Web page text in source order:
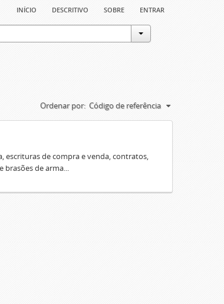
início descritivo sobre entrar
Ordenar por: Código de referência
escrituras de compra e venda, contratos,
brasões de arma...